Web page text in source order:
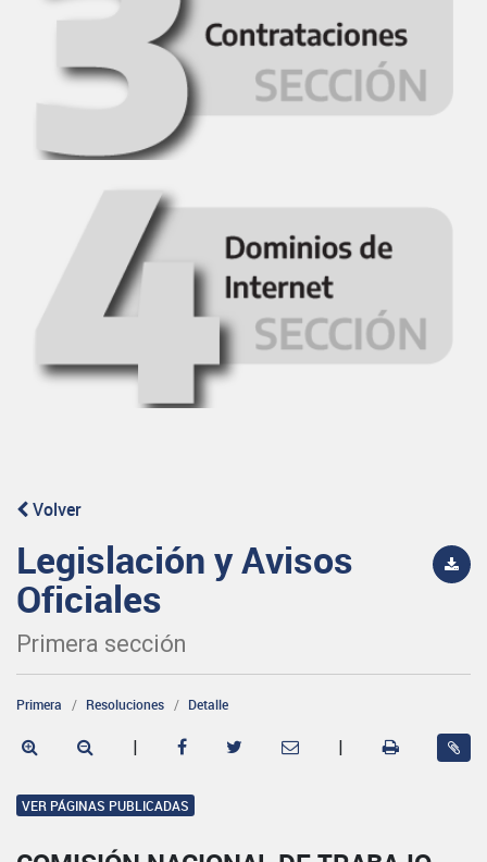
Volver
Legislación y Avisos
Oficiales
Primera sección
Primera Resoluciones Detalle
| |
VER PÁGINAS PUBLICADAS